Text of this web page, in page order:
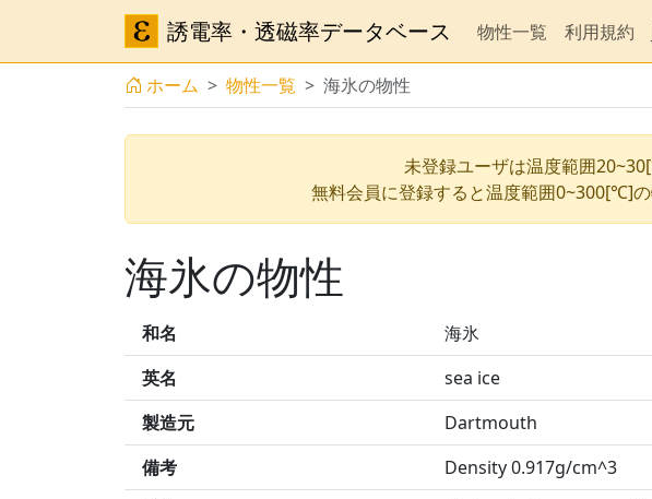
誘電率・透磁率データベース 物性一覧 利用規約
ホーム 物性一覧 海氷の物性
未登録ユーザは温度範囲
無料会員に登録すると温度範囲0~300[℃]
海氷の物性
和名
海氷
英名
sea ice
製造元
Dartmouth
備考
Density 0.917g/cm^3